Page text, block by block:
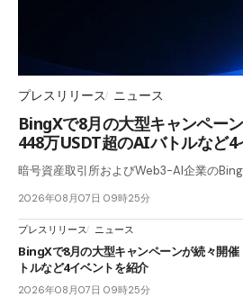
プレスリリース ニュース
BingXで8月の大型キャンペー
448万USDT超のAIバトルなど
暗号資産取引所およびWeb3-AI企業の
2026年08月07日 09時25分
プレスリリース ニュース
BingXで8月の大型キャンペーンが続々開
トルなど4イベントを紹介
2026年08月07日 09時25分